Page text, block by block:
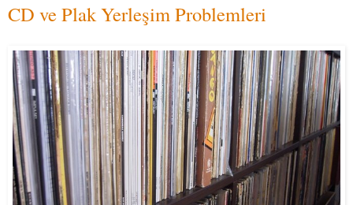
CD ve Plak Yerleşim Problemleri